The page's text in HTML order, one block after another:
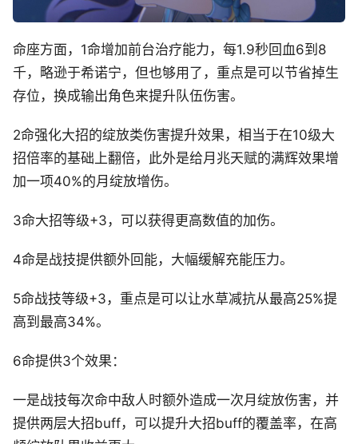
命座方面，1命增加前台治疗能力，每1.9秒回血6到8
千，略逊于希诺宁，但也够用了，重点是可以节省掉生
存位，换成输出角色来提升队伍伤害。
2命强化大招的绽放类伤害提升效果，相当于在10级大
招倍率的基础上翻倍，此外是给月兆天赋的满辉效果增
加一项40%的月绽放增伤。
3命大招等级+3，可以获得更高数值的加伤。
4命是战技提供额外回能，大幅缓解充能压力。
5命战技等级+3，重点是可以让水草减抗从最高25%提
高到最高34%。
6命提供3个效果：
一是战技每次命中敌人时额外造成一次月绽放伤害，并
提供两层大招buff，可以提升大招buff的覆盖率，在高